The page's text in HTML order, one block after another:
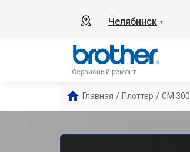
Челябинск ▼
Сервисный ремонт
Главная / Плоттер / CM 300